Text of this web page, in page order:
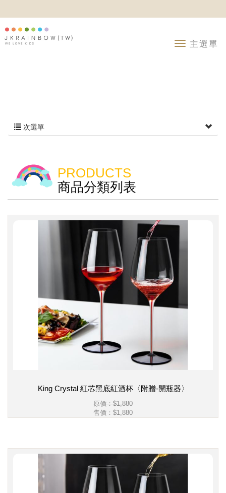
次選單
PRODUCTS
商品分類列表
King Crystal 紅芯黑底紅酒杯〈附贈-開瓶器〉
原價：$1,880
售價： $1,880